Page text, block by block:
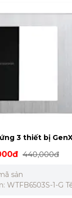
3 thiết bị
WTFBP6503S-
440,000đ
sản
WTFB6503S-1-G